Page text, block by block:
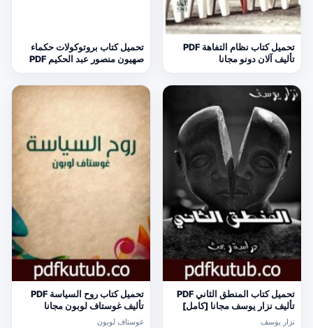
تحميل كتاب نظام التفاهة PDF
تأليف آلان دونو مجانا
تحميل كتاب بروتوكولات حكماء
صهيون منصور عبد الحكيم PDF
مجانا
تحميل كتاب المنطق الثاني PDF
تأليف نزار يوسف مجانا [كامل]
نزار يوسف
تحميل كتاب روح السياسة PDF
تأليف غوستاف لوبون مجانا
[كامل]
غوستاف لوبون